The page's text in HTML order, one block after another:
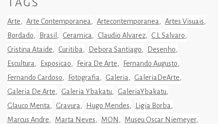
Arte Arte Contemporanea Artecontemporanea
Artes Visuais
Bordado
Brasil Ceramica Claudio Alvarez
C L Salvaro
Cristina Ataide
Curitiba Debora Santiago
Desenho
Escultura
Exposicao Feira De Arte
Fernando Augusto
Fernando Cardoso
Fotografia Galeria
GaleriaDeArte
Galeria De Arte
Galeria Ybakatu
GaleriaYbakatu
Glauco Menta
Gravura Hugo Mendes
Ligia Borba
Marcus Andre
Marta Neves MON
Museu Oscar Niemeyer